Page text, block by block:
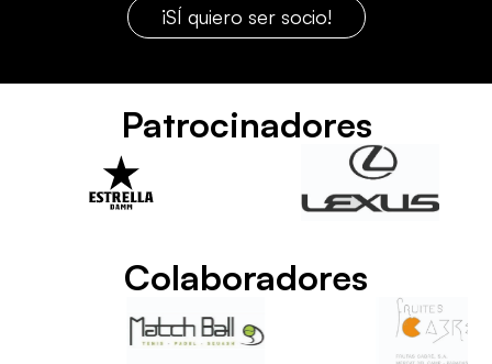
¡SÍ quiero ser socio!
Patrocinadores
Colaboradores